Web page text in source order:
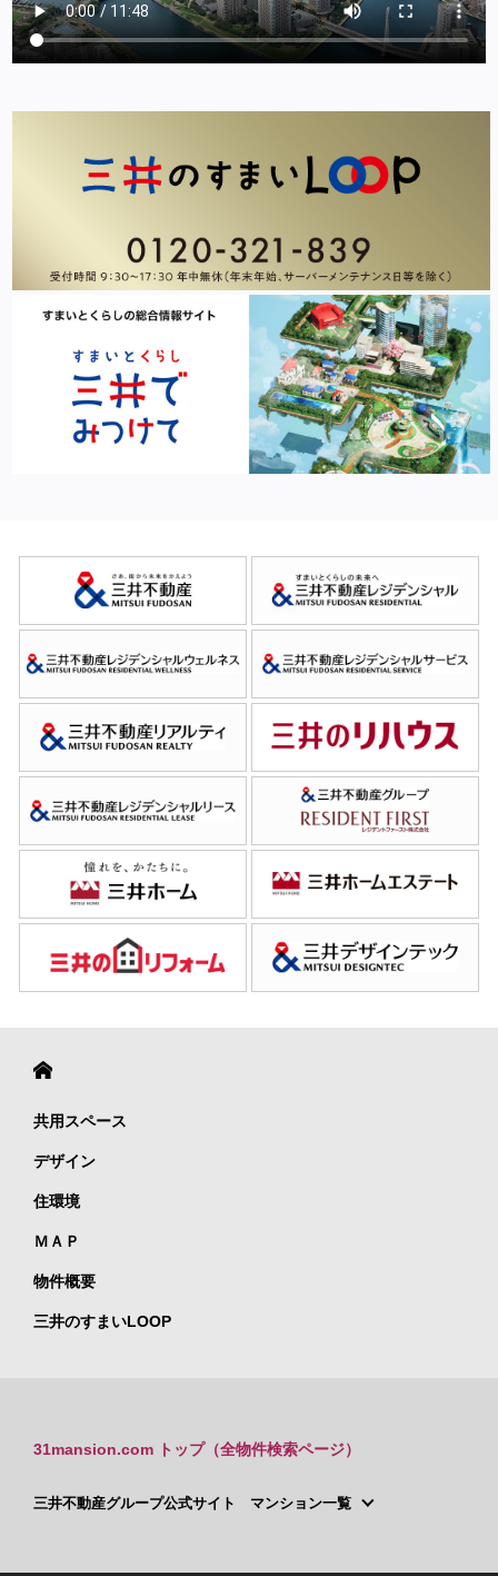
共用スペース
デザイン
住環境
ＭＡＰ
物件概要
三井のすまいLOOP
31mansion.com トップ（全物件検索ページ）
三井不動産グループ公式サイト マンション一覧